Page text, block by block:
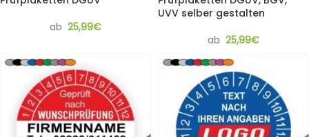
ab 25,99€
UVV selber gestalten
ab 25,99€